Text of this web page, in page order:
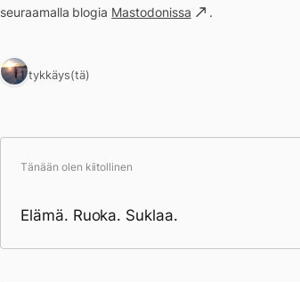
seuraamalla blogia Mastodonissa .
1 tykkäys(tä)
Tänään olen kiitollinen
Elämä. Ruoka. Suklaa.